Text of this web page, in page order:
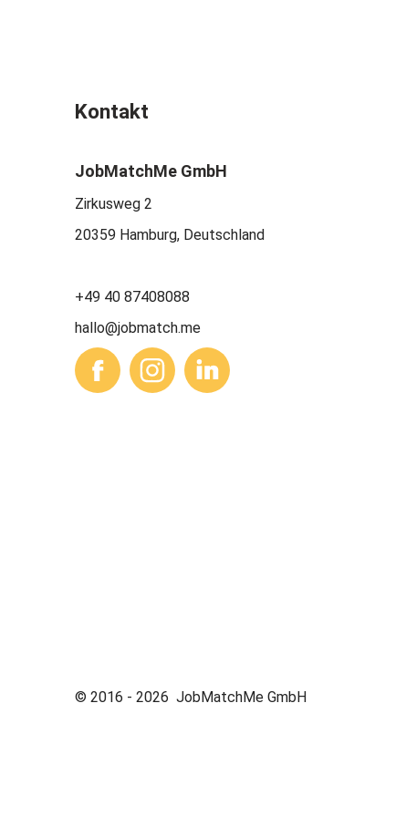
Kontakt
JobMatchMe GmbH
Zirkusweg 2
20359 Hamburg, Deutschland
+49 40 87408088
hallo@jobmatch.me
© 2016 - 2026 JobMatchMe GmbH